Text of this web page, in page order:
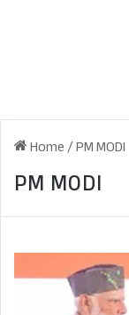
Home/PM MODI
PM MODI